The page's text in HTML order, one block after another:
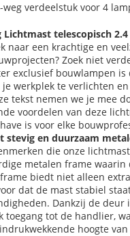
weg verdeelstuk voor 4
telescopisch 2.4
naar een krachtige en
Zoek niet
exclusief bouwlampen is
je werkplek te verlichten
tekst nemen we je mee
voordelen van deze
is voor elke
stevig en duurzaam
die onze
metalen frame waarin
biedt niet alleen
dat de mast stabiel
Dankzij de deur
toegang tot de handlier,
hoogte